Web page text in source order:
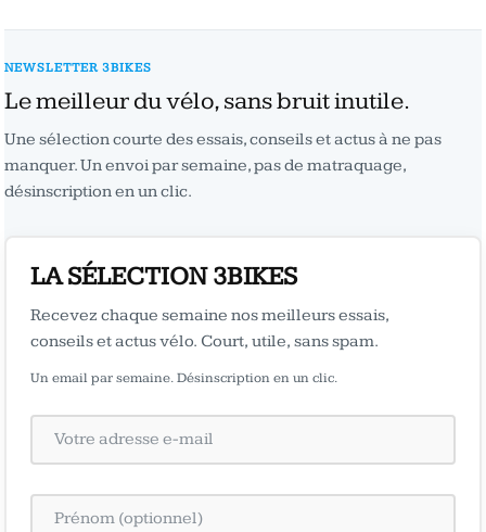
NEWSLETTER 3BIKES
Le meilleur du vélo, sans bruit inutile.
Une sélection courte des essais, conseils et actus à ne pas
manquer. Un envoi par semaine, pas de matraquage,
désinscription en un clic.
LA SÉLECTION 3BIKES
Recevez chaque semaine nos meilleurs essais,
conseils et actus vélo. Court, utile, sans spam.
Un email par semaine. Désinscription en un clic.